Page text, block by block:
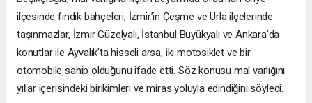
ilçesinde fındık bahçeleri, İzmir’in Çeşme ve Urla ilçelerinde
taşınmazlar, İzmir Güzelyalı, İstanbul Büyükyalı ve Ankara’da
konutlar ile Ayvalık’ta hisseli arsa, iki motosiklet ve bir
otomobile sahip olduğunu ifade etti. Söz konusu mal varlığını
yıllar içerisindeki birikimleri ve miras yoluyla edindiğini söyledi.